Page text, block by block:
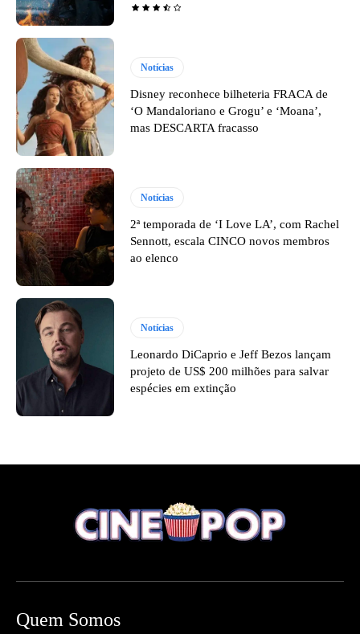
Notícias
Disney reconhece bilheteria FRACA de
‘O Mandaloriano e Grogu’ e ‘Moana’,
mas DESCARTA fracasso
Notícias
2ª temporada de ‘I Love LA’, com Rachel
Sennott, escala CINCO novos membros
ao elenco
Notícias
Leonardo DiCaprio e Jeff Bezos lançam
projeto de US$ 200 milhões para salvar
espécies em extinção
Quem Somos